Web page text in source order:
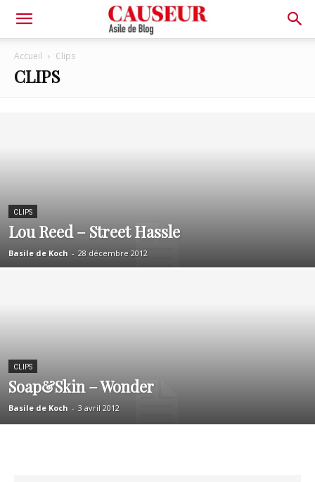
Asile
Accueil Clips
CLIPS
CLIPS
Lou Reed – Street Hassle
Basile de Koch - 28 décembre 2012
CLIPS
Soap&Skin – Wonder
Basile de Koch - 3 avril 2012